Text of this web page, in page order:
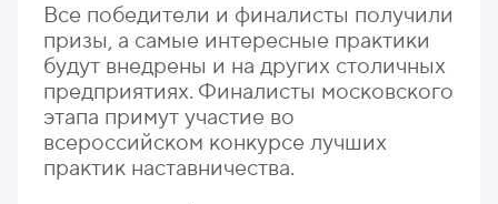
Все победители и финалисты получили
призы, а самые интересные практики
будут внедрены и на других столичных
предприятиях. Финалисты московского
этапа примут участие во
всероссийском конкурсе лучших
практик наставничества.